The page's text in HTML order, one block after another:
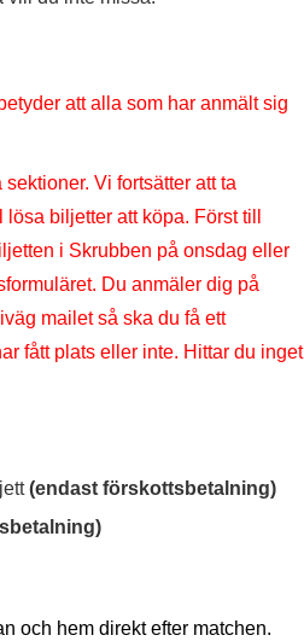
att alla som har anmält sig
Vi fortsätter att ta
biljetter att köpa. Först till
i Skrubben på onsdag eller
Du anmäler dig på
mailet så ska du få ett
fått plats eller inte. Hittar du inget
(endast förskottsbetalning)
och hem direkt efter matchen.